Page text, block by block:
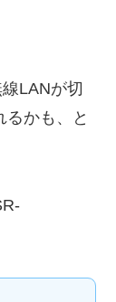
LANが切
かも、と